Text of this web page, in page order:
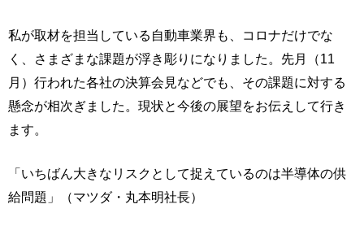
私が取材を担当している自動車業界も、コロナだけでな
く、さまざまな課題が浮き彫りになりました。先月（11
月）行われた各社の決算会見などでも、その課題に対する
懸念が相次ぎました。現状と今後の展望をお伝えして行き
ます。
「いちばん大きなリスクとして捉えているのは半導体の供
給問題」（マツダ・丸本明社長）